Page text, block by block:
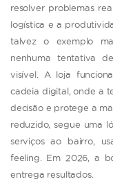
resolver problemas
logística e a
talvez o exemplo
nenhuma tentativa
visível. A loja
cadeia digital, onde a
decisão e protege a
reduzido, segue uma
serviços ao bairro,
feeling. Em 2026, a
entrega resultados.